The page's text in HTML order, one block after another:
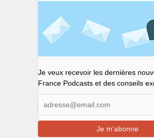
Je veux recevoir les dernières
France Podcasts et des conseils